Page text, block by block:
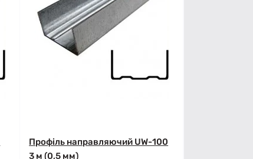
Профіль направляючий UW-100
3 м (0,5 мм)